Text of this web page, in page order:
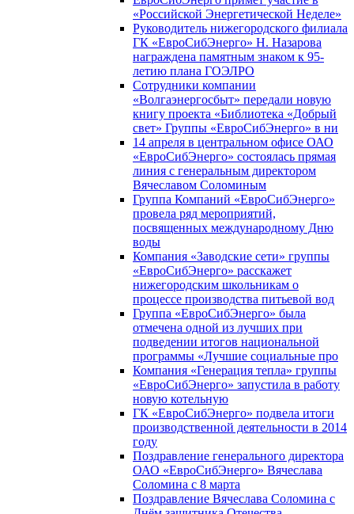
«Российской Энергетической Неделе»
Руководитель нижегородского филиала
ГК «ЕвроСибЭнерго» Н. Назарова
награждена памятным знаком к 95-
летию плана ГОЭЛРО
Сотрудники компании
«Волгаэнергосбыт» передали новую
книгу проекта «Библиотека «Добрый
свет» Группы «ЕвроСибЭнерго» в ни
14 апреля в центральном офисе ОАО
«ЕвроСибЭнерго» состоялась прямая
линия с генеральным директором
Вячеславом Соломиным
Группа Компаний «ЕвроСибЭнерго»
провела ряд мероприятий,
посвященных международному Дню
воды
Компания «Заводские сети» группы
«ЕвроСибЭнерго» расскажет
нижегородским школьникам о
процессе производства питьевой вод
Группа «ЕвроСибЭнерго» была
отмечена одной из лучших при
подведении итогов национальной
программы «Лучшие социальные про
Компания «Генерация тепла» группы
«ЕвроСибЭнерго» запустила в работу
новую котельную
ГК «ЕвроСибЭнерго» подвела итоги
производственной деятельности в 2014
году
Поздравление генерального директора
ОАО «ЕвроСибЭнерго» Вячеслава
Соломина с 8 марта
Поздравление Вячеслава Соломина с